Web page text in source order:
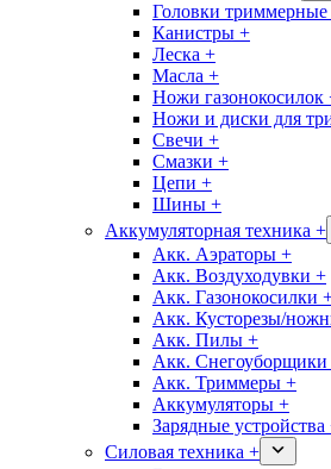
Головки триммерные
Канистры +
Леска +
Масла +
Ножи газонокосилок
Ножи и диски для
Свечи +
Смазки +
Цепи +
Шины +
Аккумуляторная техника +
Акк. Аэраторы +
Акк. Воздуходувки +
Акк. Газонокосилки
Акк. Кусторезы/
Акк. Пилы +
Акк. Снегоуборщики
Акк. Триммеры +
Аккумуляторы +
Зарядные устройства
Силовая техника +